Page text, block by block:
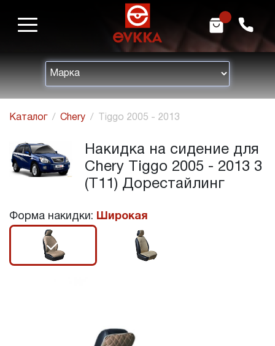
h m
Каталог Chery Tiggo 2005 - 2013
Накидка на сидение для
Chery Tiggo 2005 - 2013 3
(T11) Дорестайлинг
Форма накидки: Широкая
r